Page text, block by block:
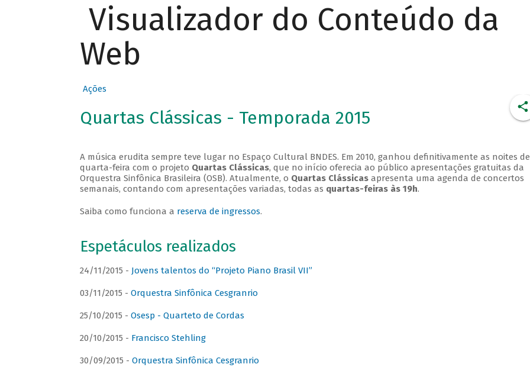
Visualizador do Conteúdo da
Web
Ações
Quartas Clássicas - Temporada 2015
A música erudita sempre teve lugar no Espaço Cultural BNDES. Em 2010, ganhou definitivamente as noites de
quarta-feira com o projeto Quartas Clássicas, que no início oferecia ao público apresentações gratuitas da
Orquestra Sinfônica Brasileira (OSB). Atualmente, o Quartas Clássicasapresenta uma agenda de concertos
semanais, contando com apresentações variadas, todas as quartas-feiras às 19h.
Saiba como funciona a reserva de ingressos.
Espetáculos realizados
24/11/2015 - Jovens talentos do “Projeto Piano Brasil VII”
03/11/2015 - Orquestra Sinfônica Cesgranrio
25/10/2015 - Osesp - Quarteto de Cordas
20/10/2015 - Francisco Stehling
30/09/2015 - Orquestra Sinfônica Cesgranrio